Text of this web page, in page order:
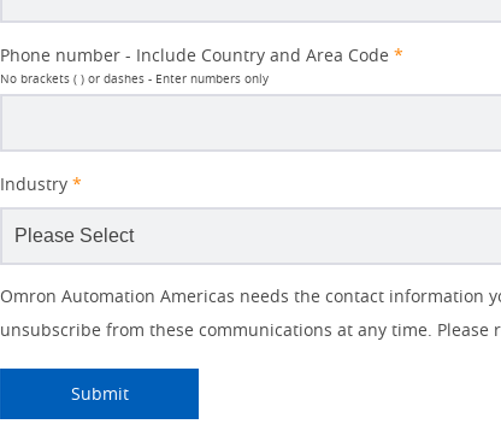
Phone number - Include Country and Area Code *
No brackets ( ) or dashes - Enter numbers only
Industry *
Other
Lead
Source
Lead
Source
Detail
Status
Opt-in
Marketing
Yes
I
am
an
Your
Role
Product Family
Interest
Solutions Interest
IO Link
Panel Building
Omron Automation Americas needs the contact information
unsubscribe from these communications at any time. Please
Submit